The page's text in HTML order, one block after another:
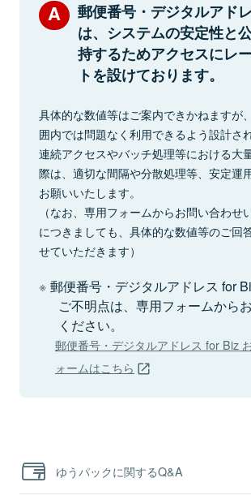
郵便番号・デジタルアド
は、システムの安定性と
持するためアクセスにレ
トを設けております。
具体的な数値等はご案内できかねますが
囲内では問題なく利用できるよう設計さ
連続アクセスやバッチ処理等における大
際は、適切な間隔や分散処理等、安定運
お願いいたします。
（なお、専用フォームからお問い合わせ
につきましても、具体的な数値等のご回
せていただきます）
郵便番号・デジタルアドレス for
ご不明点は、専用フォームから
ください。
郵便番号・デジタルアドレス for Biz
ォームはこちら
ゆうパックに関するQ&A